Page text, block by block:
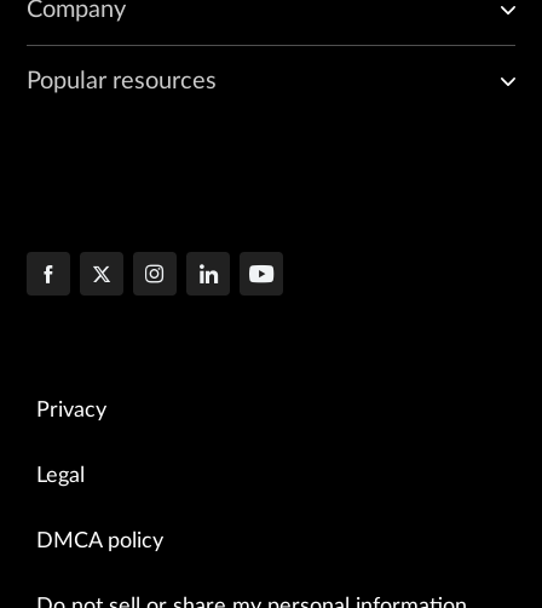
Company
Popular resources
Privacy
Legal
DMCA policy